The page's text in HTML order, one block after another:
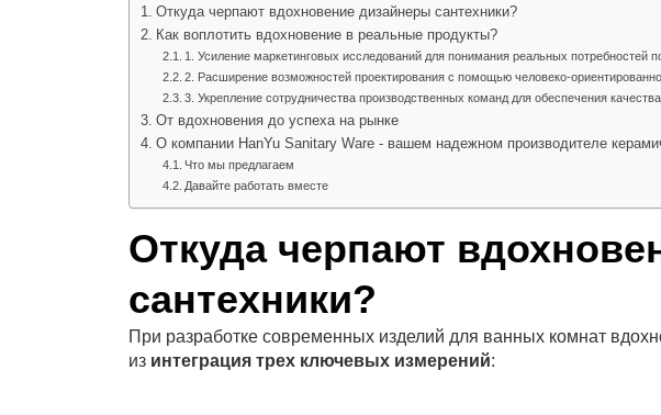
Откуда черпают вдохновение дизайнеры сантехники?
Как воплотить вдохновение в реальные продукты?
1. Усиление маркетинговых исследований для понимания реальных потребностей
2. Расширение возможностей проектирования с помощью человеко-
3. Укрепление сотрудничества производственных команд для обеспечения качества
От вдохновения до успеха на рынке
О компании HanYu Sanitary Ware - вашем надежном производителе
Что мы предлагаем
Давайте работать вместе
Откуда черпают
сантехники?
При разработке современных изделий для ванных комнат
из интеграция трех ключевых измерений: